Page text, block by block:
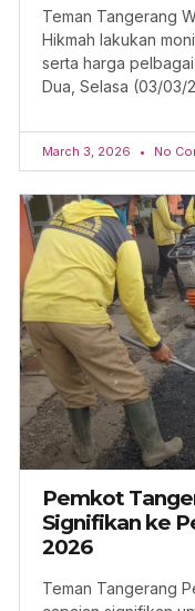
Teman Tangerang
Hikmah lakukan
serta harga
Dua, Selasa (03/03/
March 3, 2026 No
Pemkot
Signifikan ke
2026
Teman Tangerang